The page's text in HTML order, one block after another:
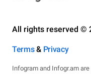
All rights reserved ©
Terms& Privacy
Infogram and Infogr.am